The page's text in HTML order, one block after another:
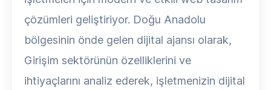
çözümleri geliştiriyor. Doğu Anadolu
bölgesinin önde gelen dijital ajansı olarak,
Girişim sektörünün özelliklerini ve
ihtiyaçlarını analiz ederek, işletmenizin dijital